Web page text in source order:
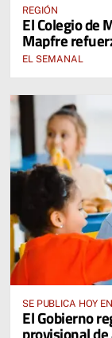
REGIÓN
El Colegio de
Mapfre
EL SEMANAL
SE PUBLICA HOY
ELECTRÓNICA DE
EDUCACIÓN DE
El Gobierno
provisional